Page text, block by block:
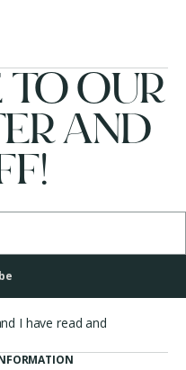
TO OUR
AND
I have read and